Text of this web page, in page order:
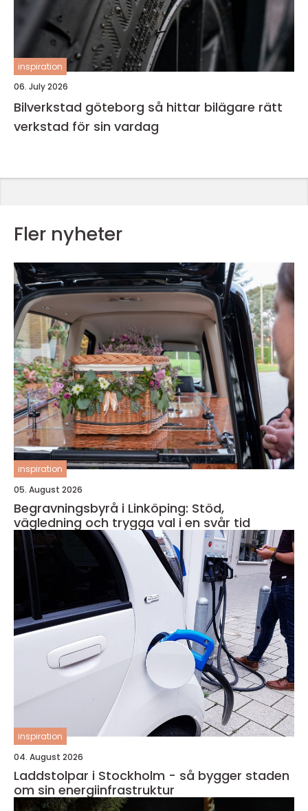
inspiration
06. July 2026
Bilverkstad göteborg så hittar bilägare rätt
verkstad för sin vardag
Fler nyheter
inspiration
05. August 2026
Begravningsbyrå i Linköping: Stöd,
vägledning och trygga val i en svår tid
inspiration
04. August 2026
Laddstolpar i Stockholm - så bygger staden
om sin energiinfrastruktur